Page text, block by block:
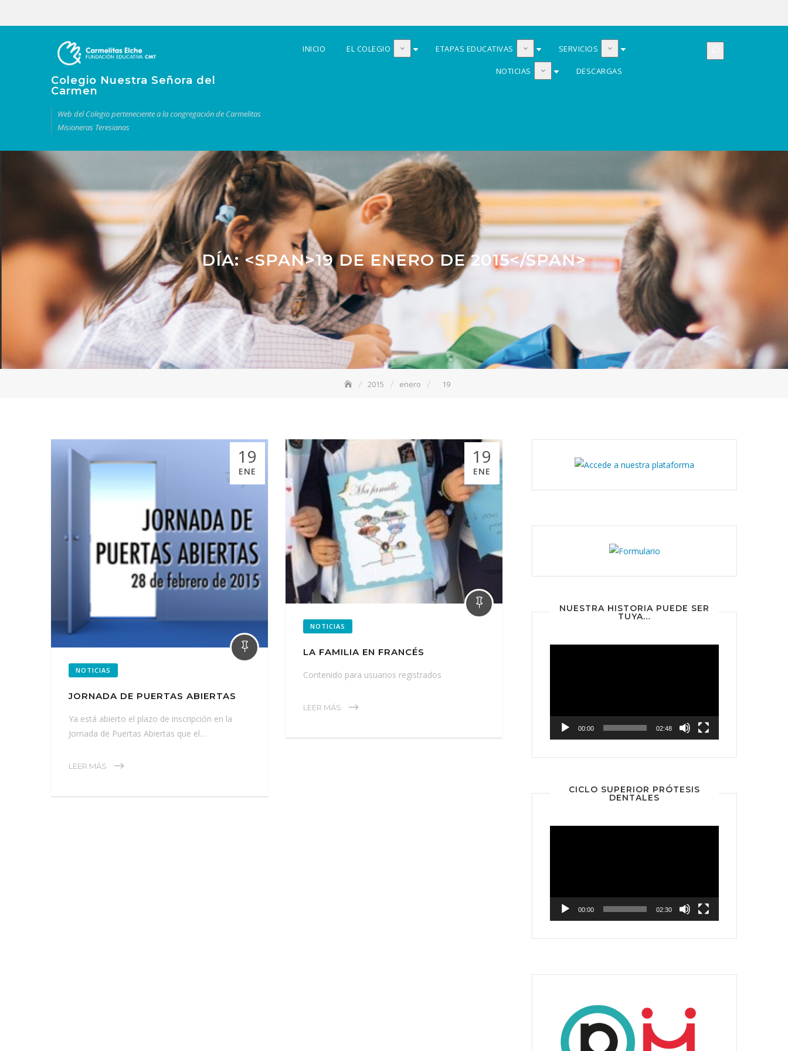
Colegio Nuestra Señora del
Carmen
Web del Colegio perteneciente a la congregación de Carmelitas
Misioneras Teresianas
INICIO EL COLEGIO ETAPAS EDUCATIVAS SERVICIOS
NOTICIAS DESCARGAS
DÍA: <SPAN>19 DE ENERO DE 2015</SPAN>
2015 enero 19
19
ENE
NOTICIAS
JORNADA DE PUERTAS ABIERTAS
Ya está abierto el plazo de inscripción en la
Jornada de Puertas Abiertas que el…
LEER MÁS
19
ENE
NOTICIAS
LA FAMILIA EN FRANCÉS
Contenido para usuarios registrados
LEER MÁS
NUESTRA HISTORIA PUEDE SER
TUYA…
00:00 02:48
CICLO SUPERIOR PRÓTESIS
DENTALES
00:00 02:30